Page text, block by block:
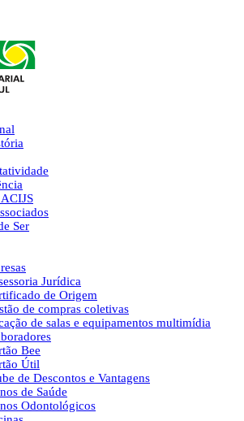
Ser
Jurídica
de Origem
de compras coletivas
de salas e equipamentos multimídia
Bee
Útil
de Descontos e Vantagens
de Saúde
Odontológicos